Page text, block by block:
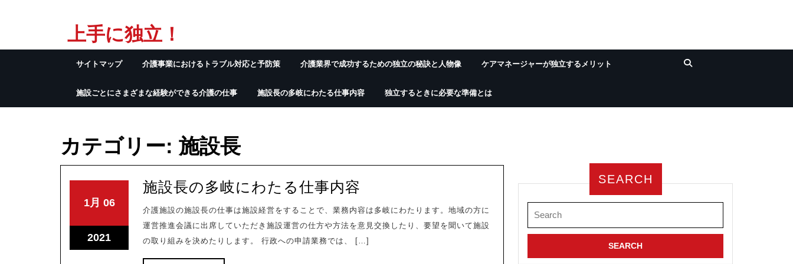
content
上手に独立！
サイトマップ 介護事業におけるトラブル対応と予防策 介護業界で成功するための独立の秘訣と人物像 ケアマネージャーが独立するメリット
施設ごとにさまざまな経験ができる介護の仕事 施設長の多岐にわたる仕事内容 独立するときに必要な準備とは
カテゴリー: 施設長
1月 2021-
06
062021-
20212021-
01-
施設長の多岐にわたる仕事内容
長
の
介護施設の施設長の仕事は施設経営をすることで、業務内容は多岐にわたります。地域の方に
運営推進会議に出席していただき施設運営の仕方や方法を意見交換したり、要望を聞いて施設
の取り組みを決めたりします。 行政への申請業務では、 […]
SEARCH
for: